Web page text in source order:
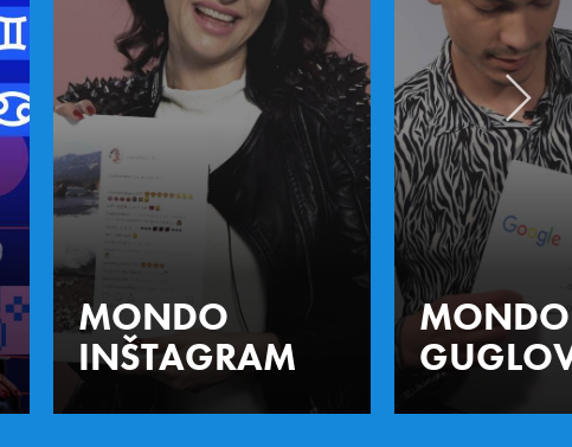
MONDO
INŠTAGRAM
MONDO